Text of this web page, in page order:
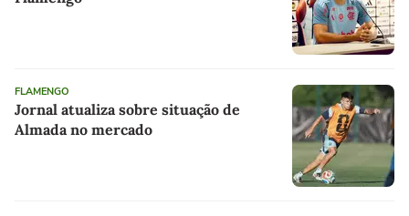
FLAMENGO
Jornal atualiza sobre situação de
Almada no mercado